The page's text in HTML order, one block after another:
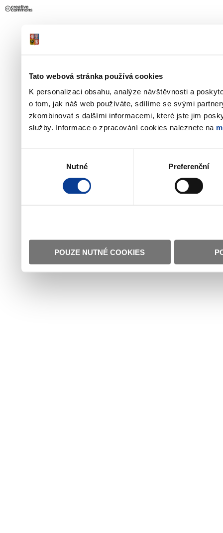
Tato webová stránka používá cookies
K personalizaci obsahu, analýze návštěvnosti a
o tom, jak náš web používáte, sdílíme se svými
zkombinovat s dalšími informacemi, které jste jim
služby. Informace o zpracování cookies naleznete na
Nutné Preferenční
POUZE NUTNÉ COOKIES